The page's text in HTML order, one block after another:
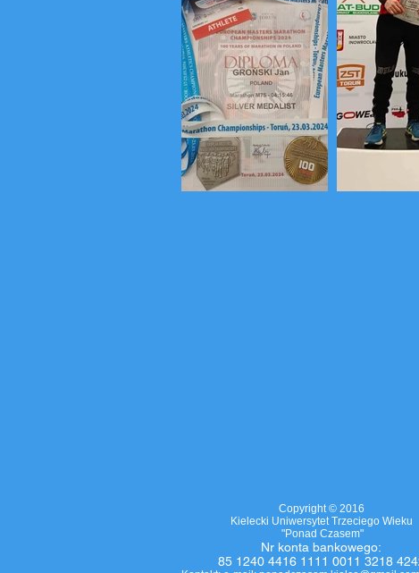
Copyright © 2016
Kielecki Uniwersytet Trzeciego Wieku
"Ponad Czasem"
Nr konta bankowego:
85 1240 4416 1111 0011 3218